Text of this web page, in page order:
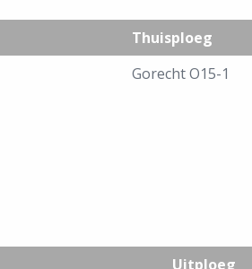
Thuisploeg
Gorecht O15-1
Uitploeg